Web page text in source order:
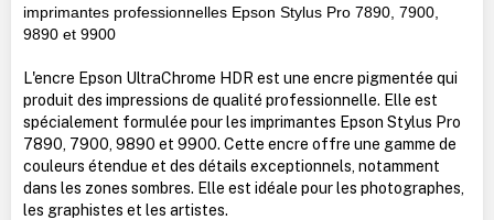
imprimantes professionnelles Epson Stylus Pro 7890, 7900,
9890 et 9900
L'encre Epson UltraChrome HDR est une encre pigmentée qui
produit des impressions de qualité professionnelle. Elle est
spécialement formulée pour les imprimantes Epson Stylus Pro
7890, 7900, 9890 et 9900. Cette encre offre une gamme de
couleurs étendue et des détails exceptionnels, notamment
dans les zones sombres. Elle est idéale pour les photographes,
les graphistes et les artistes.